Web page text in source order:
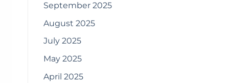
September 2025
August 2025
July 2025
May 2025
April 2025